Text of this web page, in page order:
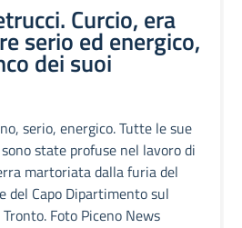
Curcio, era
serio ed energico,
dei suoi
serio, energico. Tutte le sue
state profuse nel lavoro di
martoriata dalla furia del
del Capo Dipartimento sul
Foto Piceno News